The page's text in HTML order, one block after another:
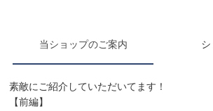
当ショップのご案内
素敵にご紹介していただいてます！
【前編】